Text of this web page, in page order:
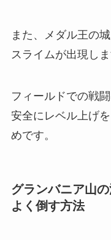
また、メダル王の
スライムが出現しま
フィールドでの戦
安全にレベル上げ
めです。
グランバニア山
よく倒す方法